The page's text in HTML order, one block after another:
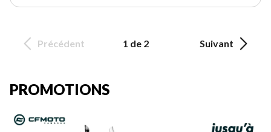
Précédent 1 de 2 Suivant
PROMOTIONS